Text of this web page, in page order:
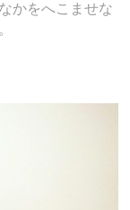
かをへこませな